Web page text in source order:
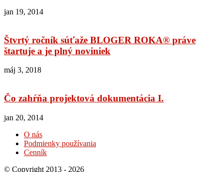
jan 19, 2014
Štvrtý ročník súťaže BLOGER ROKA® práve
štartuje a je plný noviniek
máj 3, 2018
Čo zahŕňa projektová dokumentácia I.
jan 20, 2014
O nás
Podmienky používania
Cenník
© Copyright 2013 - 2026